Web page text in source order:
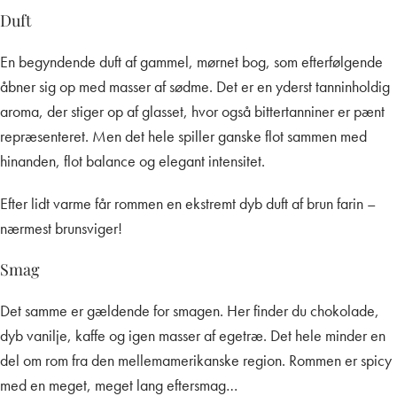
Duft
En begyndende duft af gammel, mørnet bog, som efterfølgende
åbner sig op med masser af sødme. Det er en yderst tanninholdig
aroma, der stiger op af glasset, hvor også bittertanniner er pænt
repræsenteret. Men det hele spiller ganske flot sammen med
hinanden, flot balance og elegant intensitet.
Efter lidt varme får rommen en ekstremt dyb duft af brun farin –
nærmest brunsviger!
Smag
Det samme er gældende for smagen. Her finder du chokolade,
dyb vanilje, kaffe og igen masser af egetræ. Det hele minder en
del om rom fra den mellemamerikanske region. Rommen er spicy
med en meget, meget lang eftersmag…